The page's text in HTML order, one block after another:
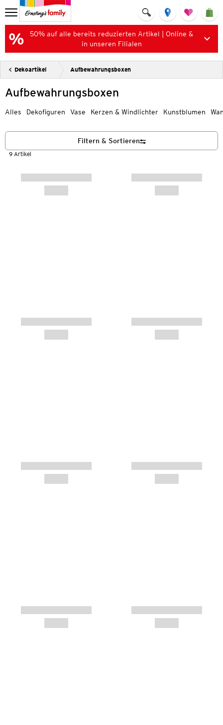
50% auf alle bereits reduzierten Artikel | Online &
in unseren Filialen
Dekoartikel Aufbewahrungsboxen
Aufbewahrungsboxen
Alles Dekofiguren Vase Kerzen & Windlichter Kunstblumen
9 Artikel
Filtern & Sortieren